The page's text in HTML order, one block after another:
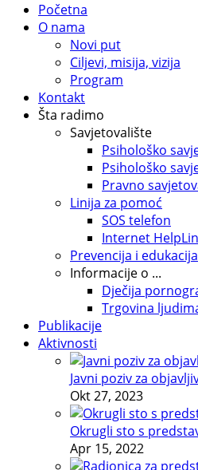
Početna
O nama
Novi put
Ciljevi, misija, vizija
Program
Kontakt
Šta radimo
Savjetovalište
Psihološko
Psihološko
Pravno
Linija za pomoć
SOS telefon
Internet
Prevencija i edukacija
Informacije o ...
Dječija
Trgovina
Publikacije
Aktivnosti
Javni poziv za
Okt 27, 2023
Okrugli sto s
Apr 15, 2022